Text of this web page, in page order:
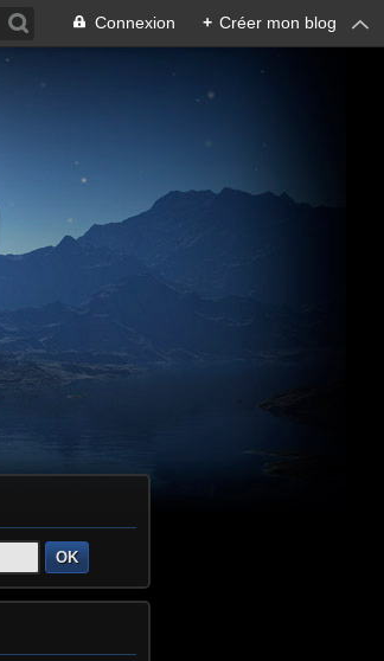
Connexion + Créer mon blog
OK